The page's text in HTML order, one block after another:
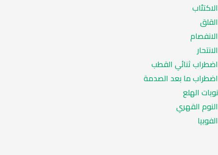
الاكتئاب
القلق
الانفصام
الانتحار
اضطراب ثنائي القطب
اضطراب ما بعد الصدمة
نوبات الهلع
النوم القهري
الفوبيا